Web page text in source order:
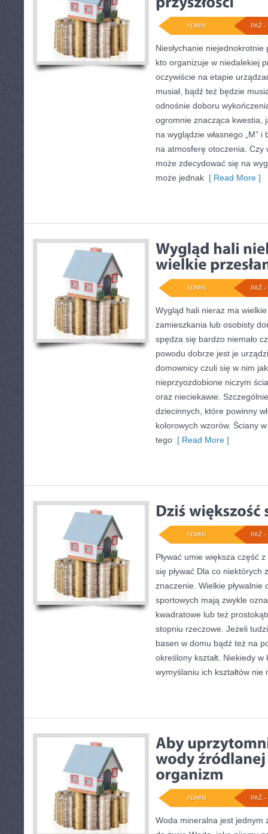
PAŹ -
ADMIN
Niesłychanie
kto organizuje w niedalekiej
oczywiście na etapie
musiał, bądź też będzie
odnośnie doboru
ogromnie znacząca kwestia,
na wyglądzie własnego „M” i
na atmosferę otoczenia. Czy
może zdecydować się na
może jednak [ Read More ]
PAŹ -
ADMIN
Wygląd hali nieraz ma
zamieszkania lub osobisty
spędza się bardzo niemało
powodu dobrze jest je
domownicy czuli się w nim
nieprzyozdobione niczym
oraz nieciekawie.
dziecinnych, które powinny
kolorowych wzorów. Ściany
tego [ Read More ]
PAŹ -
ADMIN
Pływać umie większa część
się pływać Dla co niektórych
znaczenie. Wielkie
sportowych mają zwykle
kwadratowe lub też
stopniu rzeczowe. Jeżeli
basen w domu bądź też na
określony kształt. Niekiedy
wymyślaniu ich kształtów nie
PAŹ -
ADMIN
Woda mineralna jest jednym